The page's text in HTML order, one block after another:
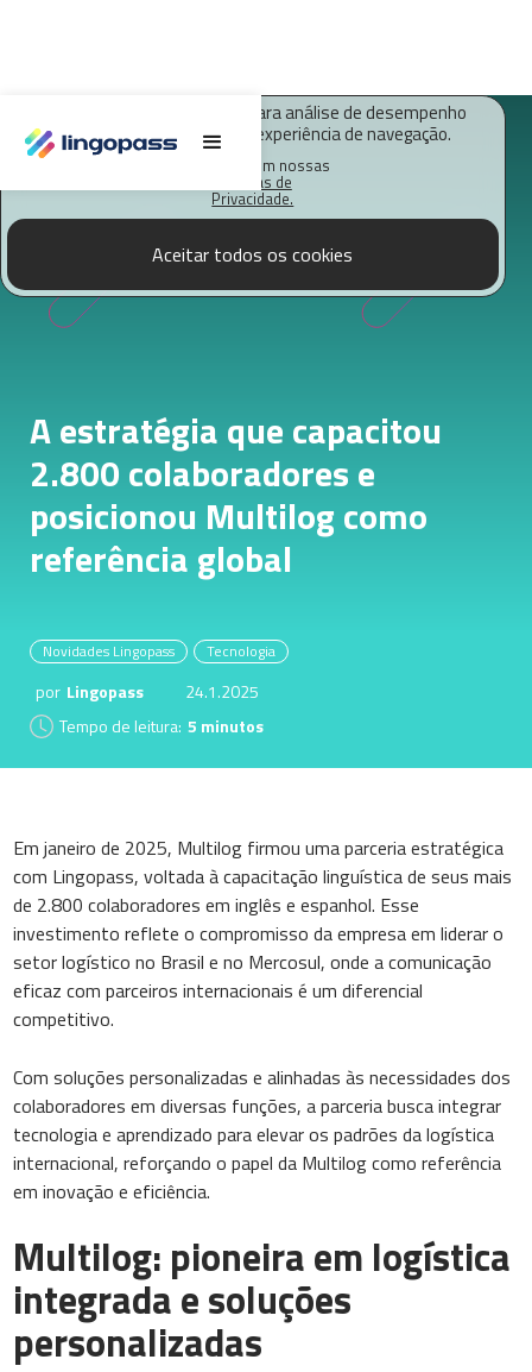
O Lingopass utiliza cookies para análise de desempenho
deste site e melhorar sua experiência de navegação.
Saiba mais em nossas
Políticas de
Privacidade.
Aceitar todos os cookies
A estratégia que capacitou
2.800 colaboradores e
posicionou Multilog como
referência global
Novidades Lingopass Tecnologia
por Lingopass
24.1.2025
Tempo de leitura: 5 minutos
Em janeiro de 2025, Multilog firmou uma parceria estratégica
com Lingopass, voltada à capacitação linguística de seus mais
de 2.800 colaboradores em inglês e espanhol. Esse
investimento reflete o compromisso da empresa em liderar o
setor logístico no Brasil e no Mercosul, onde a comunicação
eficaz com parceiros internacionais é um diferencial
competitivo.
Com soluções personalizadas e alinhadas às necessidades dos
colaboradores em diversas funções, a parceria busca integrar
tecnologia e aprendizado para elevar os padrões da logística
internacional, reforçando o papel da Multilog como referência
em inovação e eficiência.
Multilog: pioneira em logística
integrada e soluções
personalizadas